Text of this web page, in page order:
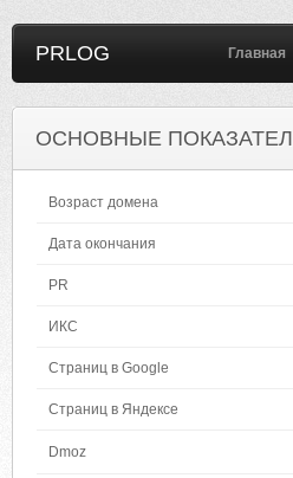
PRLOG Главная
ОСНОВНЫЕ
Возраст домена
Дата окончания
PR
ИКС
Страниц в Google
Страниц в Яндексе
Dmoz